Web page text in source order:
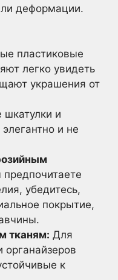
деформации.
пластиковые
легко увидеть
украшения от
шкатулки и
и не
предпочитаете
убедитесь,
покрытие,
тканям: Для
органайзеров
к